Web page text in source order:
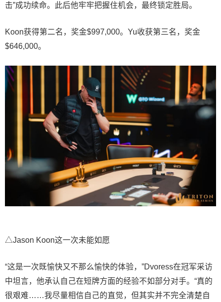
击”成功续命。此后他牢牢把握住机会，最终锁定胜局。
Koon获得第二名，奖金$997,000。Yu收获第三名，奖金
$646,000。
△Jason Koon这一次未能如愿
“这是一次既愉快又不那么愉快的体验，”Dvoress在冠军采访
中坦言，他承认自己在短牌方面的经验不如部分对手。“真的
很艰难……我尽量相信自己的直觉，但其实并不完全清楚自